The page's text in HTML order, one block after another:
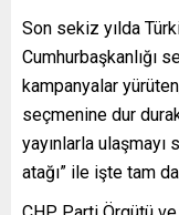
Son sekiz yılda
Cumhurbaşkanlığı
kampanyalar
seçmenine dur
yayınlarla
atağı” ile işte tam